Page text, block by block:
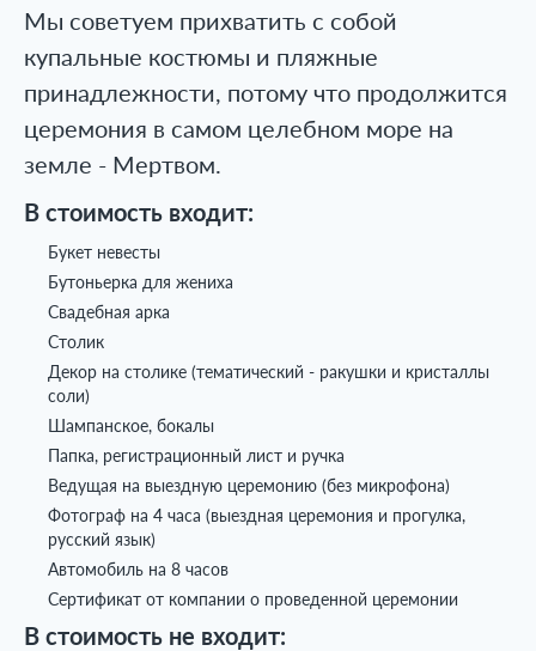
Мы советуем прихватить с собой
купальные костюмы и пляжные
принадлежности, потому что продолжится
церемония в самом целебном море на
земле - Мертвом.
В стоимость входит:
Букет невесты
Бутоньерка для жениха
Свадебная арка
Столик
Декор на столике (тематический - ракушки и кристаллы
соли)
Шампанское, бокалы
Папка, регистрационный лист и ручка
Ведущая на выездную церемонию (без микрофона)
Фотограф на 4 часа (выездная церемония и прогулка,
русский язык)
Автомобиль на 8 часов
Сертификат от компании о проведенной церемонии
В стоимость не входит: